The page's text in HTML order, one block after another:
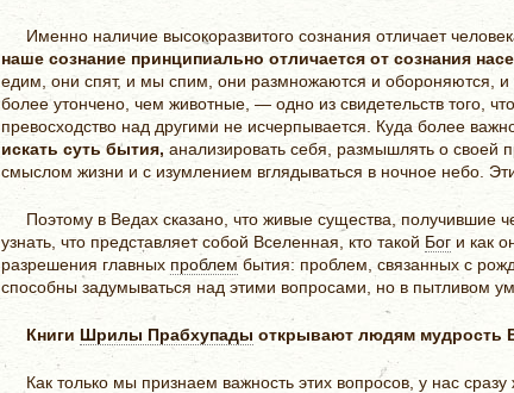
Именно наличие высокоразвитого сознания отличает
наше сознание принципиально отличается от сознания
едим, они спят, и мы спим, они размножаются и обороняются,
более утончено, чем животные, — одно из свидетельств того,
превосходство над другими не исчерпывается. Куда более
искать суть бытия, анализировать себя, размышлять о своей
смыслом жизни и с изумлением вглядываться в ночное небо.
Поэтому в Ведах сказано, что живые существа, получившие
узнать, что представляет собой Вселенная, кто такой Бог и как
разрешения главных проблем бытия: проблем, связанных с
способны задумываться над этими вопросами, но в пытливом
Книги Шрилы Прабхупады открывают людям мудрость
Как только мы признаем важность этих вопросов, у нас